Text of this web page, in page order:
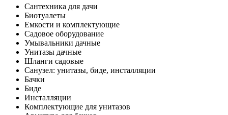
Сантехника для дачи
Биотуалеты
Емкости и комплектующие
Садовое оборудование
Умывальники дачные
Унитазы дачные
Шланги садовые
Санузел: унитазы, биде, инсталляции
Бачки
Биде
Инсталляции
Комплектующие для унитазов